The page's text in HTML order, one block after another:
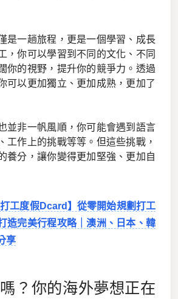
是一趟旅程，更是一個學習、成長
，你可以學習到不同的文化、不同
你的視野，提升你的競爭力。透過
可以更加獨立、更加成熟，更加了
並非一帆風順，你可能會遇到語言
工作上的挑戰等等。但這些挑戰，
養分，讓你變得更加堅強、更加自
打工度假Dcard】從零開始規劃打工
造完美行程攻略｜澳洲、日本、韓
享
？你的海外夢想正在